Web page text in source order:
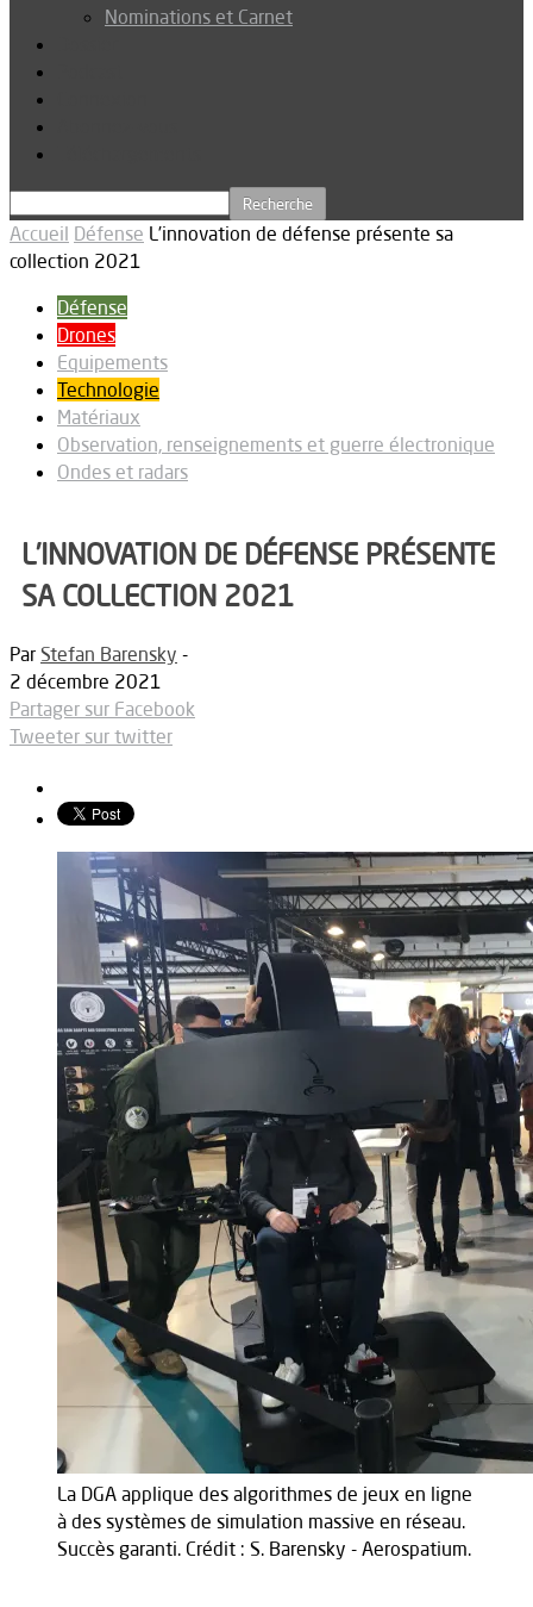
Nominations et Carnet
Accueil Défense L’innovation de défense présente sa
collection 2021
Défense
Drones
Equipements
Technologie
Matériaux
Observation, renseignements et guerre électronique
Ondes et radars
L’INNOVATION DE DÉFENSE PRÉSENTE
SA COLLECTION 2021
Par Stefan Barensky -
2 décembre 2021
Partager sur Facebook
Tweeter sur twitter
La DGA applique des algorithmes de jeux en ligne
à des systèmes de simulation massive en réseau.
Succès garanti. Crédit : S. Barensky - Aerospatium.